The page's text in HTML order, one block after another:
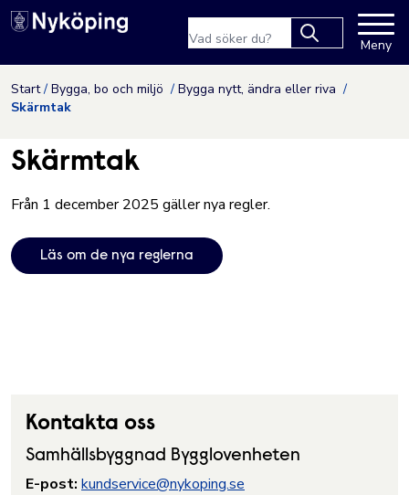
Hoppa till innehåll
Nyköpings kommuns
results.
Meny
Start Bygga, bo och miljö
Bygga nytt, ändra eller riva
Skärmtak
Skärmtak
Från 1 december 2025 gäller nya regler.
Läs om de nya reglerna
Kontakta oss
Samhällsbyggnad Bygglovenheten
E-post: kundservice@nykoping.se